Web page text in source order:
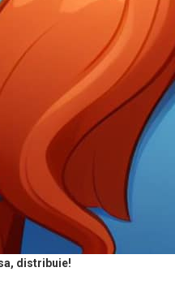
distribuie!